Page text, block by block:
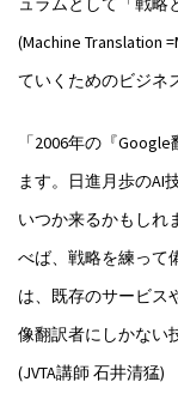
(Machine Translation
ていくためのビジネ
「2006年の『
ます。日進月歩のAI
いつか来るかもしれ
べば、戦略を練って
は、既存のサービス
像翻訳者にしかない
(JVTA講師 石井清猛)